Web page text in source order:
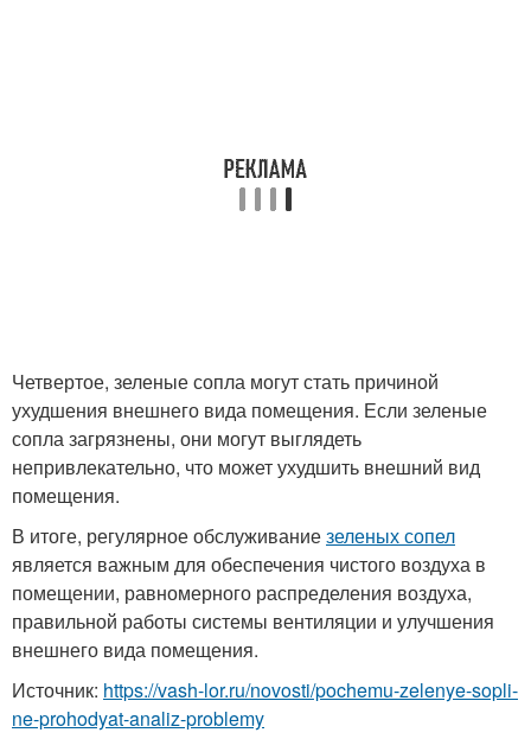
Четвертое, зеленые сопла могут стать причиной
ухудшения внешнего вида помещения. Если зеленые
сопла загрязнены, они могут выглядеть
непривлекательно, что может ухудшить внешний вид
помещения.
В итоге, регулярное обслуживаниезеленых сопел
является важным для обеспечения чистого воздуха в
помещении, равномерного распределения воздуха,
правильной работы системы вентиляции и улучшения
внешнего вида помещения.
Источник: https://vash-lor.ru/novosti/pochemu-zelenye-sopli-
ne-prohodyat-analiz-problemy